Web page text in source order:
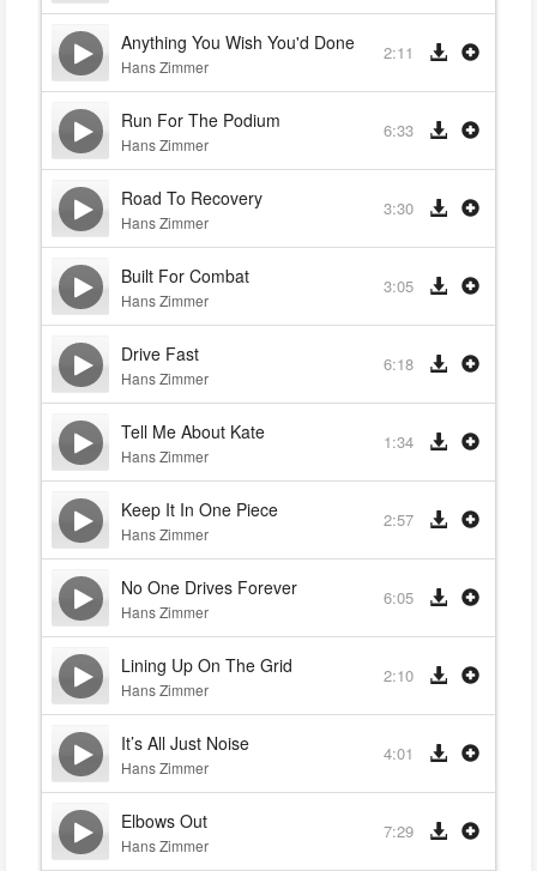
Anything You Wish You'd Done Differently-
Hans Zimmer
2:11
Run For The Podium
Hans Zimmer
6:33
Road To Recovery
Hans Zimmer
3:30
Built For Combat
Hans Zimmer
3:05
Drive Fast
Hans Zimmer
6:18
Tell Me About Kate
Hans Zimmer
1:34
Keep It In One Piece
Hans Zimmer
2:57
No One Drives Forever
Hans Zimmer
6:05
Lining Up On The Grid
Hans Zimmer
2:10
It’s All Just Noise
Hans Zimmer
4:01
Elbows Out
Hans Zimmer
7:29